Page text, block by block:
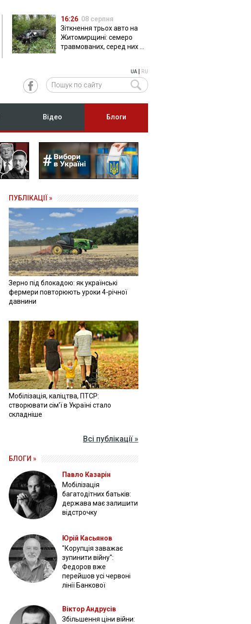
16:26 08 серпня
Зіткнення трьох авто на
Житомирщині: семеро
травмованих, серед них –
UA| RU
Відео Блоги
ПУБЛІКАЦІЇ »
Зерно під блокадою: як українські
фермери повторюють уроки 4-річної
давнини
Мобілізація, каліцтва, ПТСР:
створювати сім'ї в Україні стало
складніше
Всі публікації »
БЛОГИ »
Павло Казарін
Мобілізація
багатодітних батьків:
держава має залишити
відстрочку
Юрій Касьянов
"Корупція заважає
зупинити війну":
Федоров вже
перейшов усі червоні
лінії Банкової
Віктор Андрусів
Збільшення ціни війни: